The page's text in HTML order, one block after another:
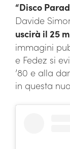
“Disco
Davide
uscirà il 25
immagini
e Fedez si
’80 e alla
in questa